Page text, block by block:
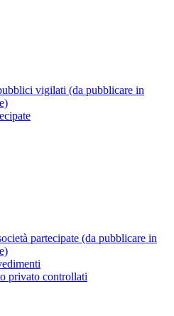
vigilati (da pubblicare in
partecipate (da pubblicare in
privato controllati